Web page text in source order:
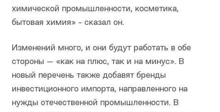
химической промышленности, косметика,
бытовая химия» - сказал он.
Изменений много, и они будут работать в обе
стороны — «как на плюс, так и на минус». В
новый перечень также добавят бренды
инвестиционного импорта, направленного на
нужды отечественной промышленности. В